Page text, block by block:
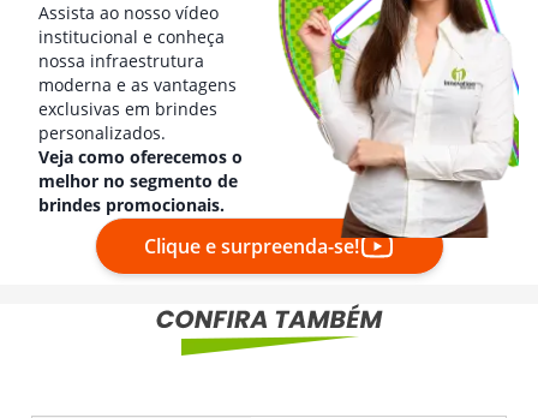
Assista ao nosso vídeo
institucional e conheça
nossa infraestrutura
moderna e as vantagens
exclusivas em brindes
personalizados.
Veja como oferecemos o
melhor no segmento de
brindes promocionais.
Clique e surpreenda-se!